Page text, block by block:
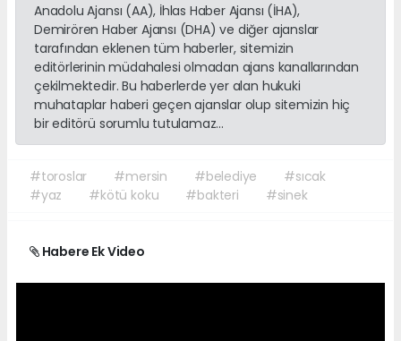
Anadolu Ajansı (AA), İhlas Haber Ajansı (İHA),
Demirören Haber Ajansı (DHA) ve diğer ajanslar
tarafından eklenen tüm haberler, sitemizin
editörlerinin müdahalesi olmadan ajans kanallarından
çekilmektedir. Bu haberlerde yer alan hukuki
muhataplar haberi geçen ajanslar olup sitemizin hiç
bir editörü sorumlu tutulamaz...
#toroslar #mersin #belediye
#sıcak
#yaz
#kötü koku #bakteri #sinek
Habere Ek Video